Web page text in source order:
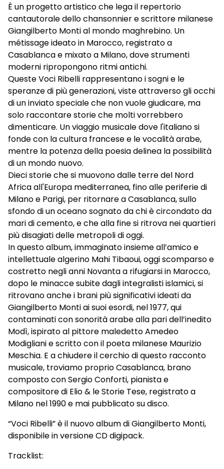
È un progetto artistico che lega il repertorio
cantautorale dello chansonnier e scrittore milanese
Giangilberto Monti al mondo maghrebino. Un
métissage ideato in Marocco, registrato a
Casablanca e mixato a Milano, dove strumenti
moderni ripropongono ritmi antichi.
Queste Voci Ribelli rappresentano i sogni e le
speranze di più generazioni, viste attraverso gli occhi
di un inviato speciale che non vuole giudicare, ma
solo raccontare storie che molti vorrebbero
dimenticare. Un viaggio musicale dove l'italiano si
fonde con la cultura francese e le vocalità arabe,
mentre la potenza della poesia delinea la possibilità
di un mondo nuovo.
Dieci storie che si muovono dalle terre del Nord
Africa all'Europa mediterranea, fino alle periferie di
Milano e Parigi, per ritornare a Casablanca, sullo
sfondo di un oceano sognato da chi è circondato da
mari di cemento, e che alla fine si ritrova nei quartieri
più disagiati delle metropoli di oggi.
In questo album, immaginato insieme all’amico e
intellettuale algerino Mahi Tibaoui, oggi scomparso e
costretto negli anni Novanta a rifugiarsi in Marocco,
dopo le minacce subite dagli integralisti islamici, si
ritrovano anche i brani più significativi ideati da
Giangilberto Monti ai suoi esordi, nel 1977, qui
contaminati con sonorità arabe alla pari dell’inedito
Modì, ispirato al pittore maledetto Amedeo
Modigliani e scritto con il poeta milanese Maurizio
Meschia. E a chiudere il cerchio di questo racconto
musicale, troviamo proprio Casablanca, brano
composto con Sergio Conforti, pianista e
compositore di Elio & le Storie Tese, registrato a
Milano nel 1990 e mai pubblicato su disco.
“Voci Ribelli” è il nuovo album di Giangilberto Monti,
disponibile in versione CD digipack.
Tracklist: